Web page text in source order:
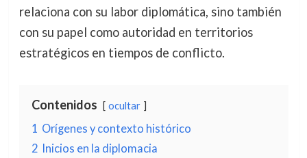
relaciona con su labor diplomática, sino también
con su papel como autoridad en territorios
estratégicos en tiempos de conflicto.
Contenidos ocultar
1 Orígenes y contexto histórico
2 Inicios en la diplomacia